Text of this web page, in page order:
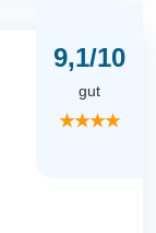
9,1/10
gut
★★★★